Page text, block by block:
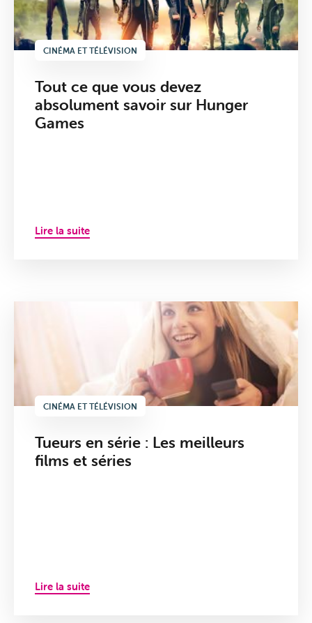
Packs
CINÉMA ET TÉLÉVISION
Tout ce que vous devez
absolument savoir sur Hunger
Games
Lire la suite
CINÉMA ET TÉLÉVISION
Tueurs en série : Les meilleurs
films et séries
Lire la suite